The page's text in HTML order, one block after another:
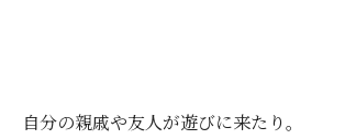
自分の親戚や友人が遊びに来たり。